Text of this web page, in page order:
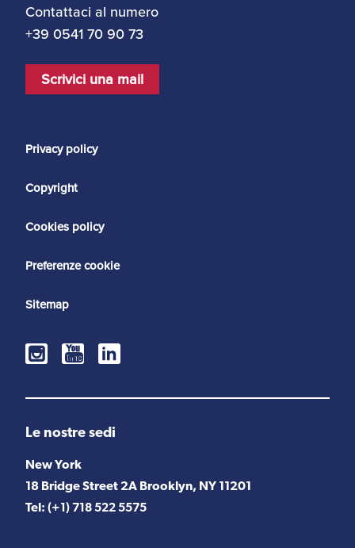
Contattaci al numero
+39 0541 70 90 73
Scrivici una mail
Privacy policy
Copyright
Cookies policy
Preferenze cookie
Sitemap
Le nostre sedi
New York
18 Bridge Street 2A Brooklyn, NY 11201
Tel: (+1) 718 522 5575